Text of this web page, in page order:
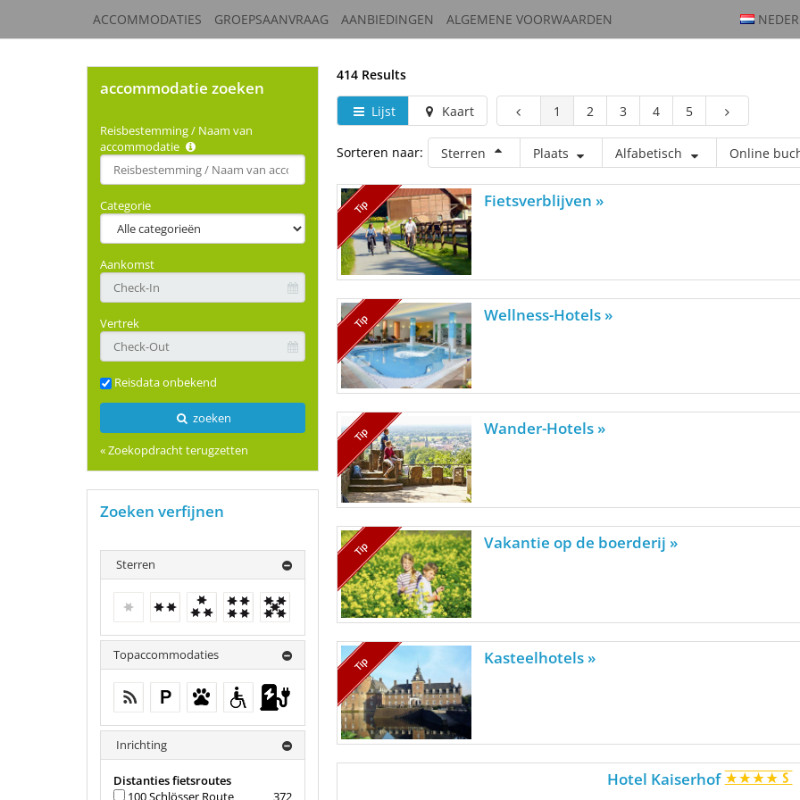
ACCOMMODATIES GROEPSAANVRAAG AANBIEDINGEN ALGEMENE VOORWAARDEN
414 Results
Lijst Kaart 1 2 3 4 5
Sorteren naar: Sterren Plaats Alfabetisch Online
Tip Fietsverblijven »
Tip Wellness-Hotels »
Tip Wander-Hotels »
Tip Vakantie op de boerderij »
Tip Kasteelhotels »
Hotel Kaiserhof
accommodatie zoeken
Reisbestemming / Naam van
accommodatie
Type 2 or
characters
Categorie
Aankomst
Vertrek
Reisdata onbekend
zoeken
« Zoekopdracht terugzetten
Zoeken verfijnen
Sterren
Geen verdere resultaten
2 Sterren3 Sterren 4 Sterren5 Sterren
Topaccommodaties
gratis wifi (in de gehele accomodatie)
Parkeren bij het huis
Huisdieren toegestaan
Voor
gehandicapten
aangepast
elektrisch
tankstation
Inrichting
Distanties fietsroutes
372
100 Schlösser Route